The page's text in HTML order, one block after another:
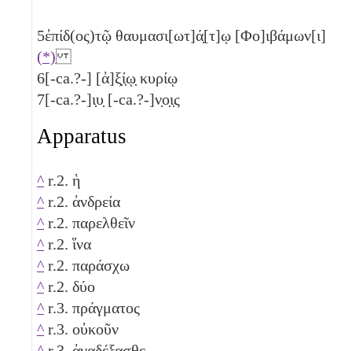
5ἐπίδ(ος)τῷ θαυμασι[ωτ]ά̣[τ]ῳ [Φο]ιβάμων[ι]
(*)
6[-ca.?-] [ἀ]ξ̣ί̣ῳ̣ κυρίῳ
7[-ca.?-]ι̣υ̣ [-ca.?-]ν̣ο̣ι̣ς
Apparatus
^ r.2. ἡ
^ r.2. ἀνδρεία
^ r.2. παρελθεῖν
^ r.2. ἵνα
^ r.2. παράσχω
^ r.2. δύο
^ r.3. πράγματος
^ r.3. οὐκοῦν